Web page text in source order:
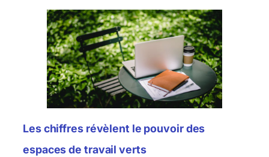
Les chiffres révèlent le pouvoir des
espaces de travail verts